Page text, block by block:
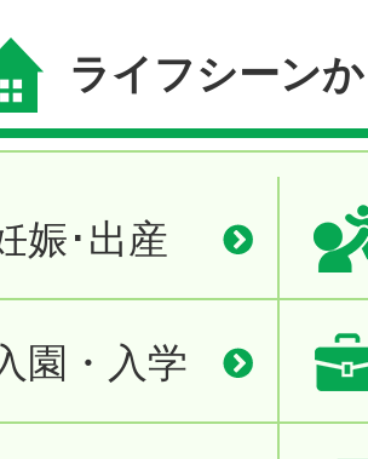
ライフシーン
娠･出産
園・入学